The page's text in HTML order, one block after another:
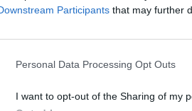
Participants that may further
Personal Data Processing Opt Outs
I want to opt-out of the Sharing of my